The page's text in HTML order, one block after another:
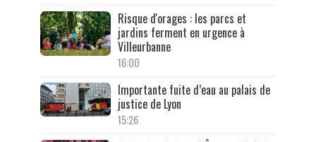
Risque d'orages : les parcs et
jardins ferment en urgence à
Villeurbanne
16:00
Importante fuite d’eau au palais de
justice de Lyon
15:26